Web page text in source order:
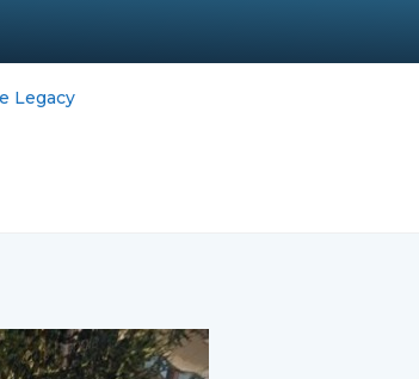
e silenzio ai funerali di Luigi Esposito